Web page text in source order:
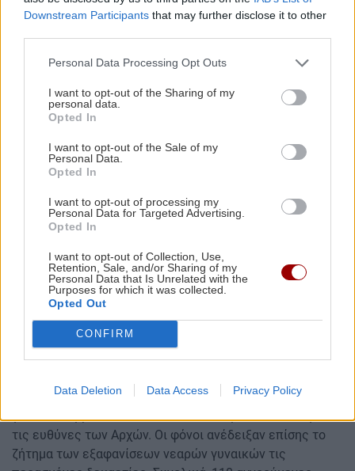
Downstream Participants that may further disclose it to other
Personal Data Processing Opt Outs
I want to opt-out of the Sharing of my
personal data.
Opted In
I want to opt-out of the Sale of my
Personal Data.
Opted In
I want to opt-out of processing my
Personal Data for Targeted Advertising.
Opted In
I want to opt-out of Collection, Use,
Retention, Sale, and/or Sharing of my
Personal Data that Is Unrelated with the
Purposes for which it was collected.
Opted Out
CONFIRM
Data Deletion Data Access Privacy Policy
Παρά τη δίκη, τα ερωτηματικά παρέμειναν πολλά, τόσο
για το πού βρίσκονται τα υπόλοιπα θύματα όσο και για
τις ευθύνες των Αρχών. Οι φόνοι ανέδειξαν επίσης το
ζήτημα των εξαφανίσεων νεαρών γυναικών τις